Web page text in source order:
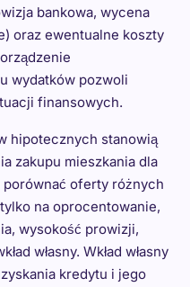
bankowa, wycena
oraz ewentualne koszty
wydatków pozwoli
finansowych.
hipotecznych stanowią
zakupu mieszkania dla
oferty różnych
na oprocentowanie,
wysokość prowizji,
własny. Wkład własny
kredytu i jego